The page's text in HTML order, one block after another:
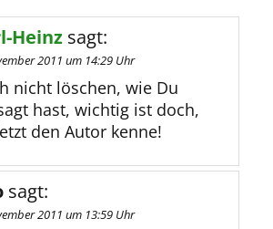
Heinz sagt:
2011 um 14:29 Uhr
nicht löschen, wie Du
hast, wichtig ist doch,
den Autor kenne!
sagt:
2011 um 13:59 Uhr